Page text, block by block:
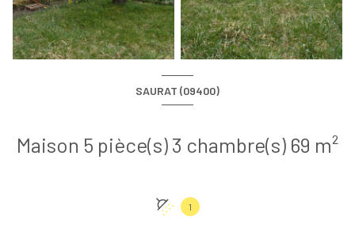
SAURAT (09400)
Maison 5 pièce(s) 3 chambre(s) 69 m²
1